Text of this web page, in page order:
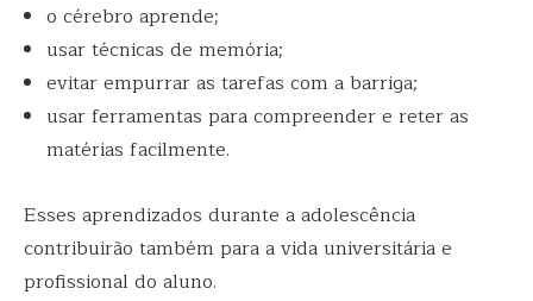
o cérebro aprende;
usar técnicas de memória;
evitar empurrar as tarefas com a barriga;
usar ferramentas para compreender e reter as
matérias facilmente.
Esses aprendizados durante a adolescência
contribuirão também para a vida universitária e
profissional do aluno.